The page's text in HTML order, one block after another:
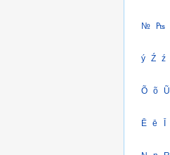
№ ₧
ý Ź ź
Õ õ Ũ
Ē ē Ī